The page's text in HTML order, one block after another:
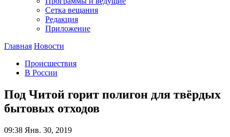
Сетка вещания
Редакция
Приложение
Главная Новости
Происшествия
В России
Под Читой горит полигон для твёрдых
бытовых отходов
09:38 Янв. 30, 2019